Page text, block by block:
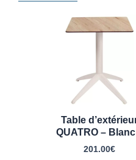
Table
QUATRO –
Mobilier terrasse
201.00€